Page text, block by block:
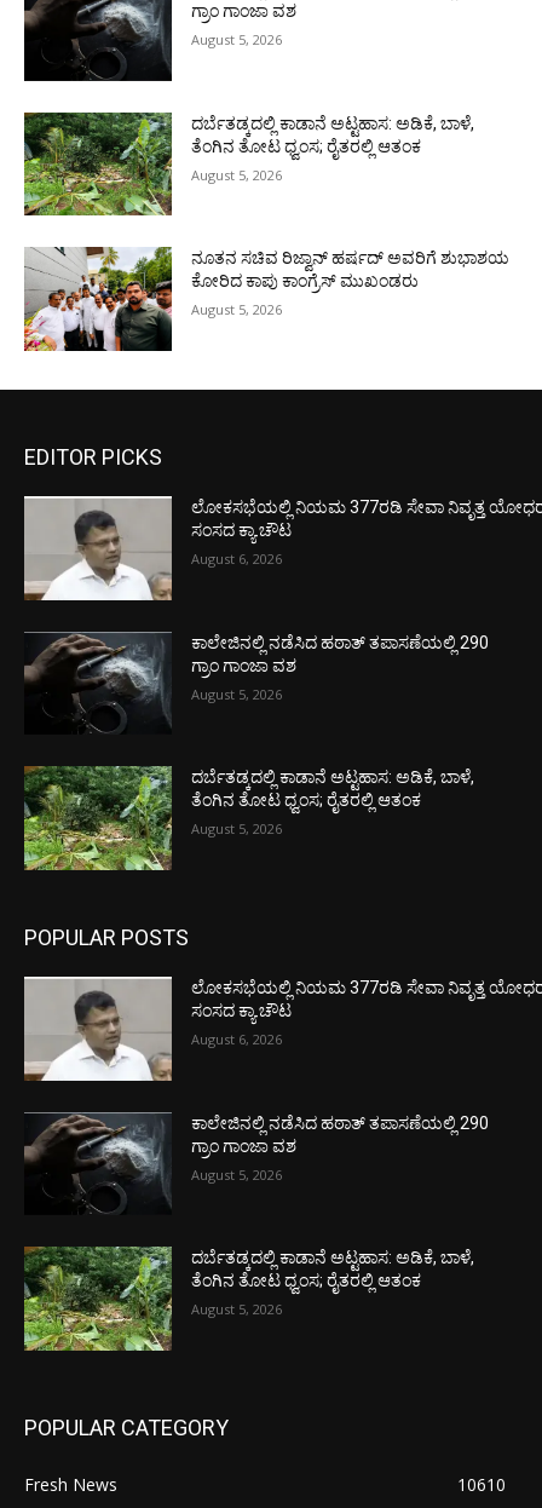
ಗ್ರಾಂ ಗಾಂಜಾ ವಶ
August 5, 2026
ದರ್ಬೆತಡ್ಕದಲ್ಲಿ ಕಾಡಾನೆ ಅಟ್ಟಹಾಸ: ಅಡಿಕೆ, ಬಾಳೆ,
ತೆಂಗಿನ ತೋಟ ಧ್ವಂಸ; ರೈತರಲ್ಲಿ ಆತಂಕ
August 5, 2026
ನೂತನ ಸಚಿವ ರಿಜ್ವಾನ್ ಹರ್ಷದ್ ಅವರಿಗೆ ಶುಭಾಶಯ
ಕೋರಿದ ಕಾಪು ಕಾಂಗ್ರೆಸ್ ಮುಖಂಡರು
August 5, 2026
EDITOR PICKS
ಲೋಕಸಭೆಯಲ್ಲಿ ನಿಯಮ 377ರಡಿ ಸೇವಾ ನಿವೃತ್ತ
ಸಂಸದ ಕ್ಯಾ.ಚೌಟ
August 6, 2026
ಕಾಲೇಜಿನಲ್ಲಿ ನಡೆಸಿದ ಹಠಾತ್ ತಪಾಸಣೆಯಲ್ಲಿ 290
ಗ್ರಾಂ ಗಾಂಜಾ ವಶ
August 5, 2026
ದರ್ಬೆತಡ್ಕದಲ್ಲಿ ಕಾಡಾನೆ ಅಟ್ಟಹಾಸ: ಅಡಿಕೆ, ಬಾಳೆ,
ತೆಂಗಿನ ತೋಟ ಧ್ವಂಸ; ರೈತರಲ್ಲಿ ಆತಂಕ
August 5, 2026
POPULAR POSTS
ಲೋಕಸಭೆಯಲ್ಲಿ ನಿಯಮ 377ರಡಿ ಸೇವಾ ನಿವೃತ್ತ
ಸಂಸದ ಕ್ಯಾ.ಚೌಟ
August 6, 2026
ಕಾಲೇಜಿನಲ್ಲಿ ನಡೆಸಿದ ಹಠಾತ್ ತಪಾಸಣೆಯಲ್ಲಿ 290
ಗ್ರಾಂ ಗಾಂಜಾ ವಶ
August 5, 2026
ದರ್ಬೆತಡ್ಕದಲ್ಲಿ ಕಾಡಾನೆ ಅಟ್ಟಹಾಸ: ಅಡಿಕೆ, ಬಾಳೆ,
ತೆಂಗಿನ ತೋಟ ಧ್ವಂಸ; ರೈತರಲ್ಲಿ ಆತಂಕ
August 5, 2026
POPULAR CATEGORY
Fresh News
10610